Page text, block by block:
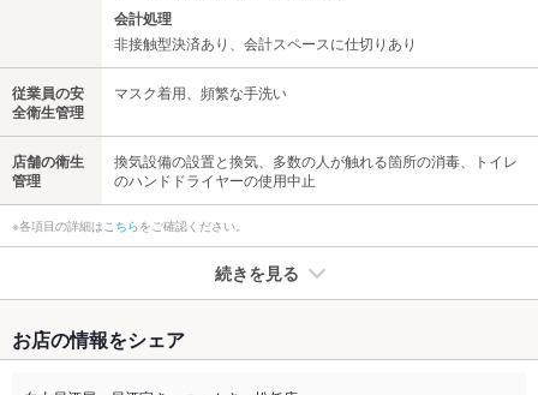
会計処理
非接触型決済あり、会計スペースに仕切りあり
従業員の安
全衛生管理
マスク着用、頻繁な手洗い
店舗の衛生
管理
換気設備の設置と換気、多数の人が触れる箇所の消毒、トイレ
のハンドドライヤーの使用中止
※各項目の詳細は こちらをご確認ください。
続きを見る
禁煙・喫煙 全席禁煙
お店の情報をシェア